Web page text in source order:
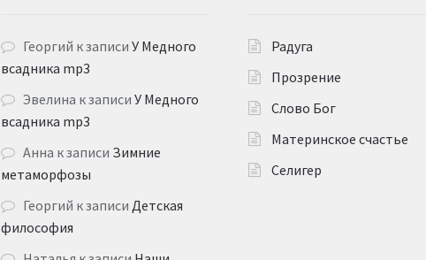
Георгий к записи У Медного
всадника mp3
Эвелина к записи У Медного
всадника mp3
Анна к записи Зимние
метаморфозы
Георгий к записи Детская
философия
Радуга
Прозрение
Слово Бог
Материнское счастье
Селигер